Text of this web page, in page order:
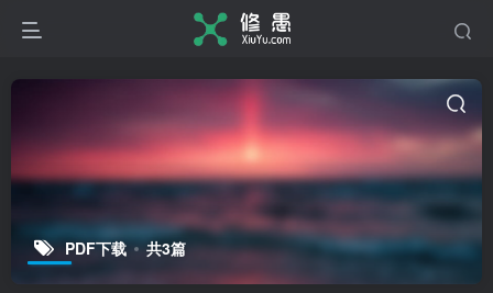
PDF下载 共3篇